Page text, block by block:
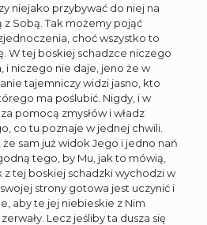
niejako przybywać do niej na
z Sobą. Tak możemy pojąć
choć wszystko to
W tej boskiej schadzce niczego
i niczego nie daje, jeno że w
tajemniczy widzi jasno, kto
ma poślubić. Nigdy, i w
pomocą zmysłów i władz
co tu poznaje w jednej chwili.
sam już widok Jego i jedno nań
tego, by Mu, jak to mówią,
z tej boskiej schadzki wychodzi w
strony gotowa jest uczynić i
aby te jej niebieskie z Nim
Lecz jeśliby ta dusza się